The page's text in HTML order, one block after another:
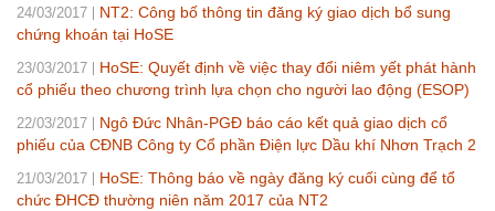
24/03/2017
NT2: Công bố thông tin đăng ký giao dịch bổ sung
chứng khoán tại HoSE
23/03/2017
HoSE: Quyết định về việc thay đổi niêm yết phát hành
cổ phiếu theo chương trình lựa chọn cho người lao động (ESOP)
22/03/2017
Ngô Đức Nhân-PGĐ báo cáo kết quả giao dịch cổ
phiếu của CĐNB Công ty Cổ phần Điện lực Dầu khí Nhơn Trạch 2
21/03/2017
HoSE: Thông báo về ngày đăng ký cuối cùng để tổ
chức ĐHCĐ thường niên năm 2017 của NT2